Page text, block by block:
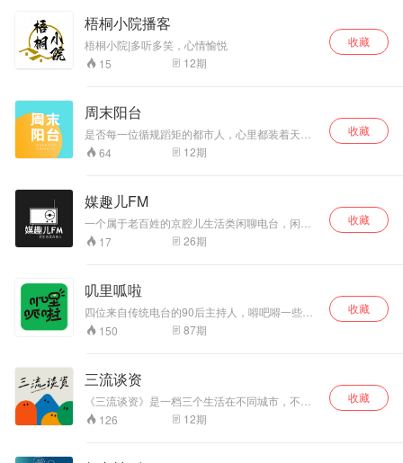
梧桐小院播客
梧桐小院|多听多笑，心情愉悦
15
12期
收藏
周末阳台
是否每一位循规蹈矩的都市人，心里都装着天马
行空的人生幻想？ 《周末阳台》用温柔而有趣的
方式，帮助奔波劳碌的你进入乌托邦，带你发现
台》是一档杂谈类都市播客，由阿卷、辣辣、味
美思、Jennifer四位主播分享成长中的爆笑瞬间，
探讨漫漫人生的是非观，科普然并卵的冷知识。
和你一起聊烟火人间寻常事，展忙里偷闲开心
颜。 不慌不忙，眼里有光。
64 12期
收藏
媒趣儿FM
一个属于老百姓的京腔儿生活类闲聊电台，闲的
没事儿您就听听～ 微博搜索「媒趣儿」会更新节
目相关内容
17 26期
收藏
叽里呱啦
四位来自传统电台的90后主持人，嘚吧嘚一些下
班路上的闲聊话题
150 87期
收藏
三流谈资
《三流谈资》是一档三个生活在不同城市，不同
职业老朋友的闲聊杂谈类脱口秀声音节目。 旨在
打造年轻人感兴趣的听觉社区，通过热点话题来
索人生的各种可能性，并陪伴大家上班通勤、插
126 12期
收藏